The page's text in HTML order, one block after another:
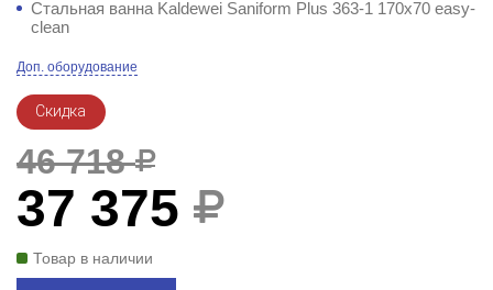
Стальная ванна Kaldewei Saniform Plus 363-1 170x70 easy-
clean
Доп. оборудование
Скидка
46 718
37 375
Товар в наличии